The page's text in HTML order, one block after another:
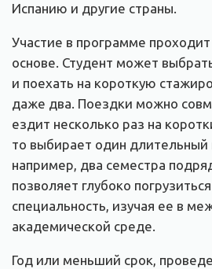
Испанию и другие страны.
Участие в программе проходит
основе. Студент может
и поехать на короткую
даже два. Поездки можно
ездит несколько раз на
то выбирает один
например, два семестра
позволяет глубоко
специальность, изучая ее в
академической среде.
Год или меньший срок,